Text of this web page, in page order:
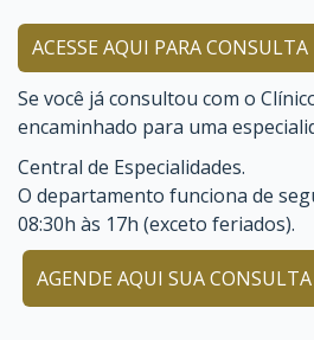
ACESSE AQUI PARA CONSULTA
Se você já consultou com o
encaminhado para uma
Central de Especialidades.
O departamento funciona de
08:30h às 17h (exceto feriados).
AGENDE AQUI SUA CONSULTA